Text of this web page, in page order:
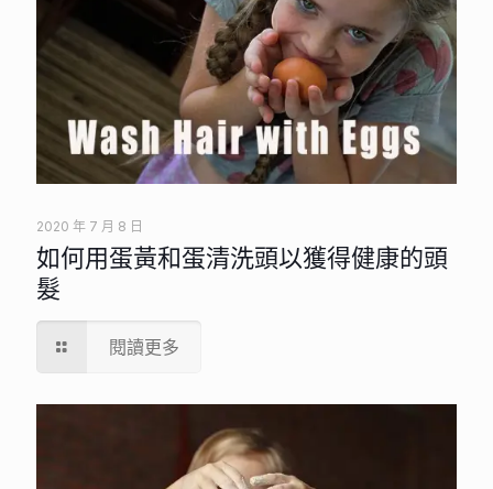
2020 年 7 月 8 日
如何用蛋黃和蛋清洗頭以獲得健康的頭
髮
閱讀更多